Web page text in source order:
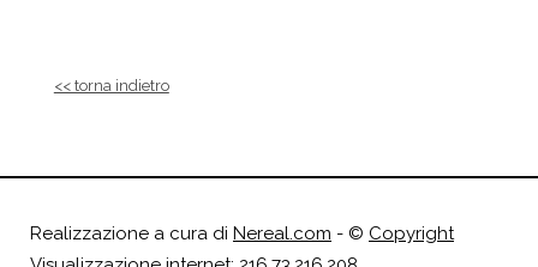
<< torna indietro
Realizzazione a cura di Nereal.com - © Copyright